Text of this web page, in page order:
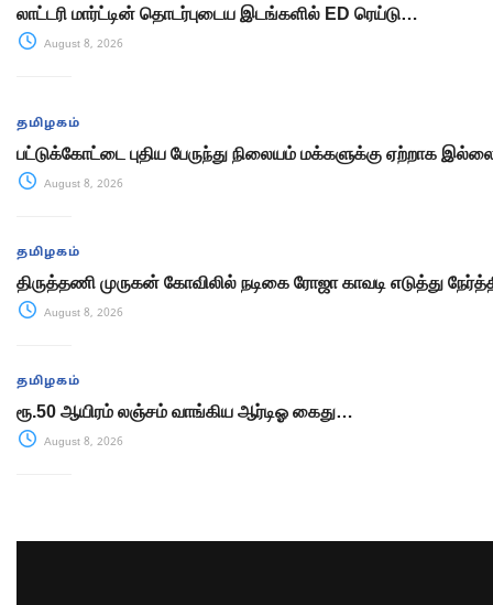
லாட்டரி மார்ட்டின் தொடர்புடைய இடங்களில் ED ரெய்டு…
August 8, 2026
தமிழகம்
பட்டுக்கோட்டை புதிய பேருந்து நிலையம் மக்களுக்கு ஏற்றாக
August 8, 2026
தமிழகம்
திருத்தணி முருகன் கோவிலில் நடிகை ரோஜா காவடி எடுத்து
August 8, 2026
தமிழகம்
ரூ.50 ஆயிரம் லஞ்சம் வாங்கிய ஆர்டிஓ கைது…
August 8, 2026